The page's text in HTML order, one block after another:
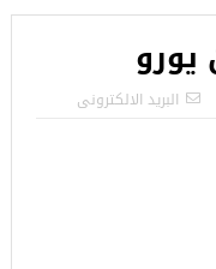
يورو
البريد الالكترونى